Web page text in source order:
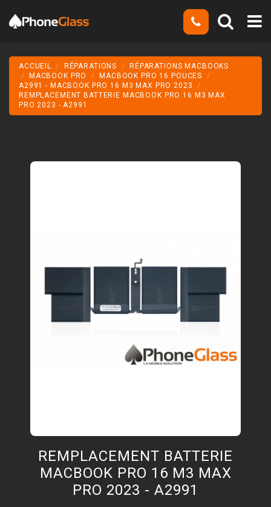
ACCUEIL RÉPARATIONS
RÉPARATIONS MACBOOKS
MACBOOK PRO
MACBOOK PRO 16 POUCES
A2991 - MACBOOK PRO 16 M3 MAX PRO 2023
REMPLACEMENT BATTERIE MACBOOK PRO 16 M3 MAX
PRO 2023 - A2991
REMPLACEMENT BATTERIE
MACBOOK PRO 16 M3 MAX
PRO 2023 - A2991